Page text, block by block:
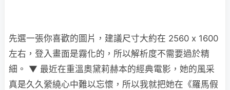
先選一張你喜歡的圖片，建議尺寸大約在 2560 x 1600
左右，登入畫面是霧化的，所以解析度不需要過於精
細。 ▼ 最近在重溫奧黛莉赫本的經典電影，她的風采
真是久久縈繞心中難以忘懷，所以我就把她在《羅馬假